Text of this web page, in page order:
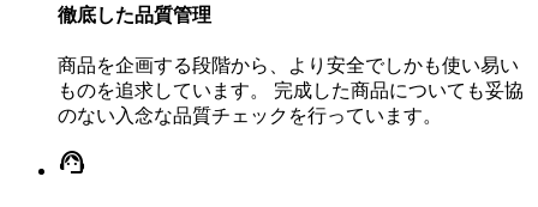
徹底した品質管理
商品を企画する段階から、より安全でしかも使い易い
ものを追求しています。 完成した商品についても妥協
のない入念な品質チェックを行っています。
support_agent